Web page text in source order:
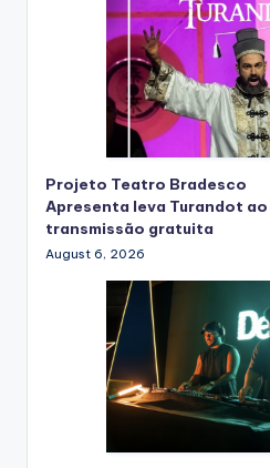
Projeto Teatro Bradesco
Apresenta leva Turandot ao
transmissão gratuita
August 6, 2026